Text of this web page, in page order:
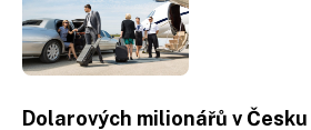
Dolarových milionářů v